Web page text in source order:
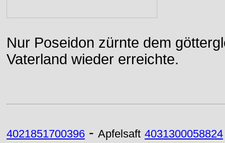
Nur Poseidon zürnte dem
Vaterland wieder erreichte.
4021851700396 - Apfelsaft 4031300058824